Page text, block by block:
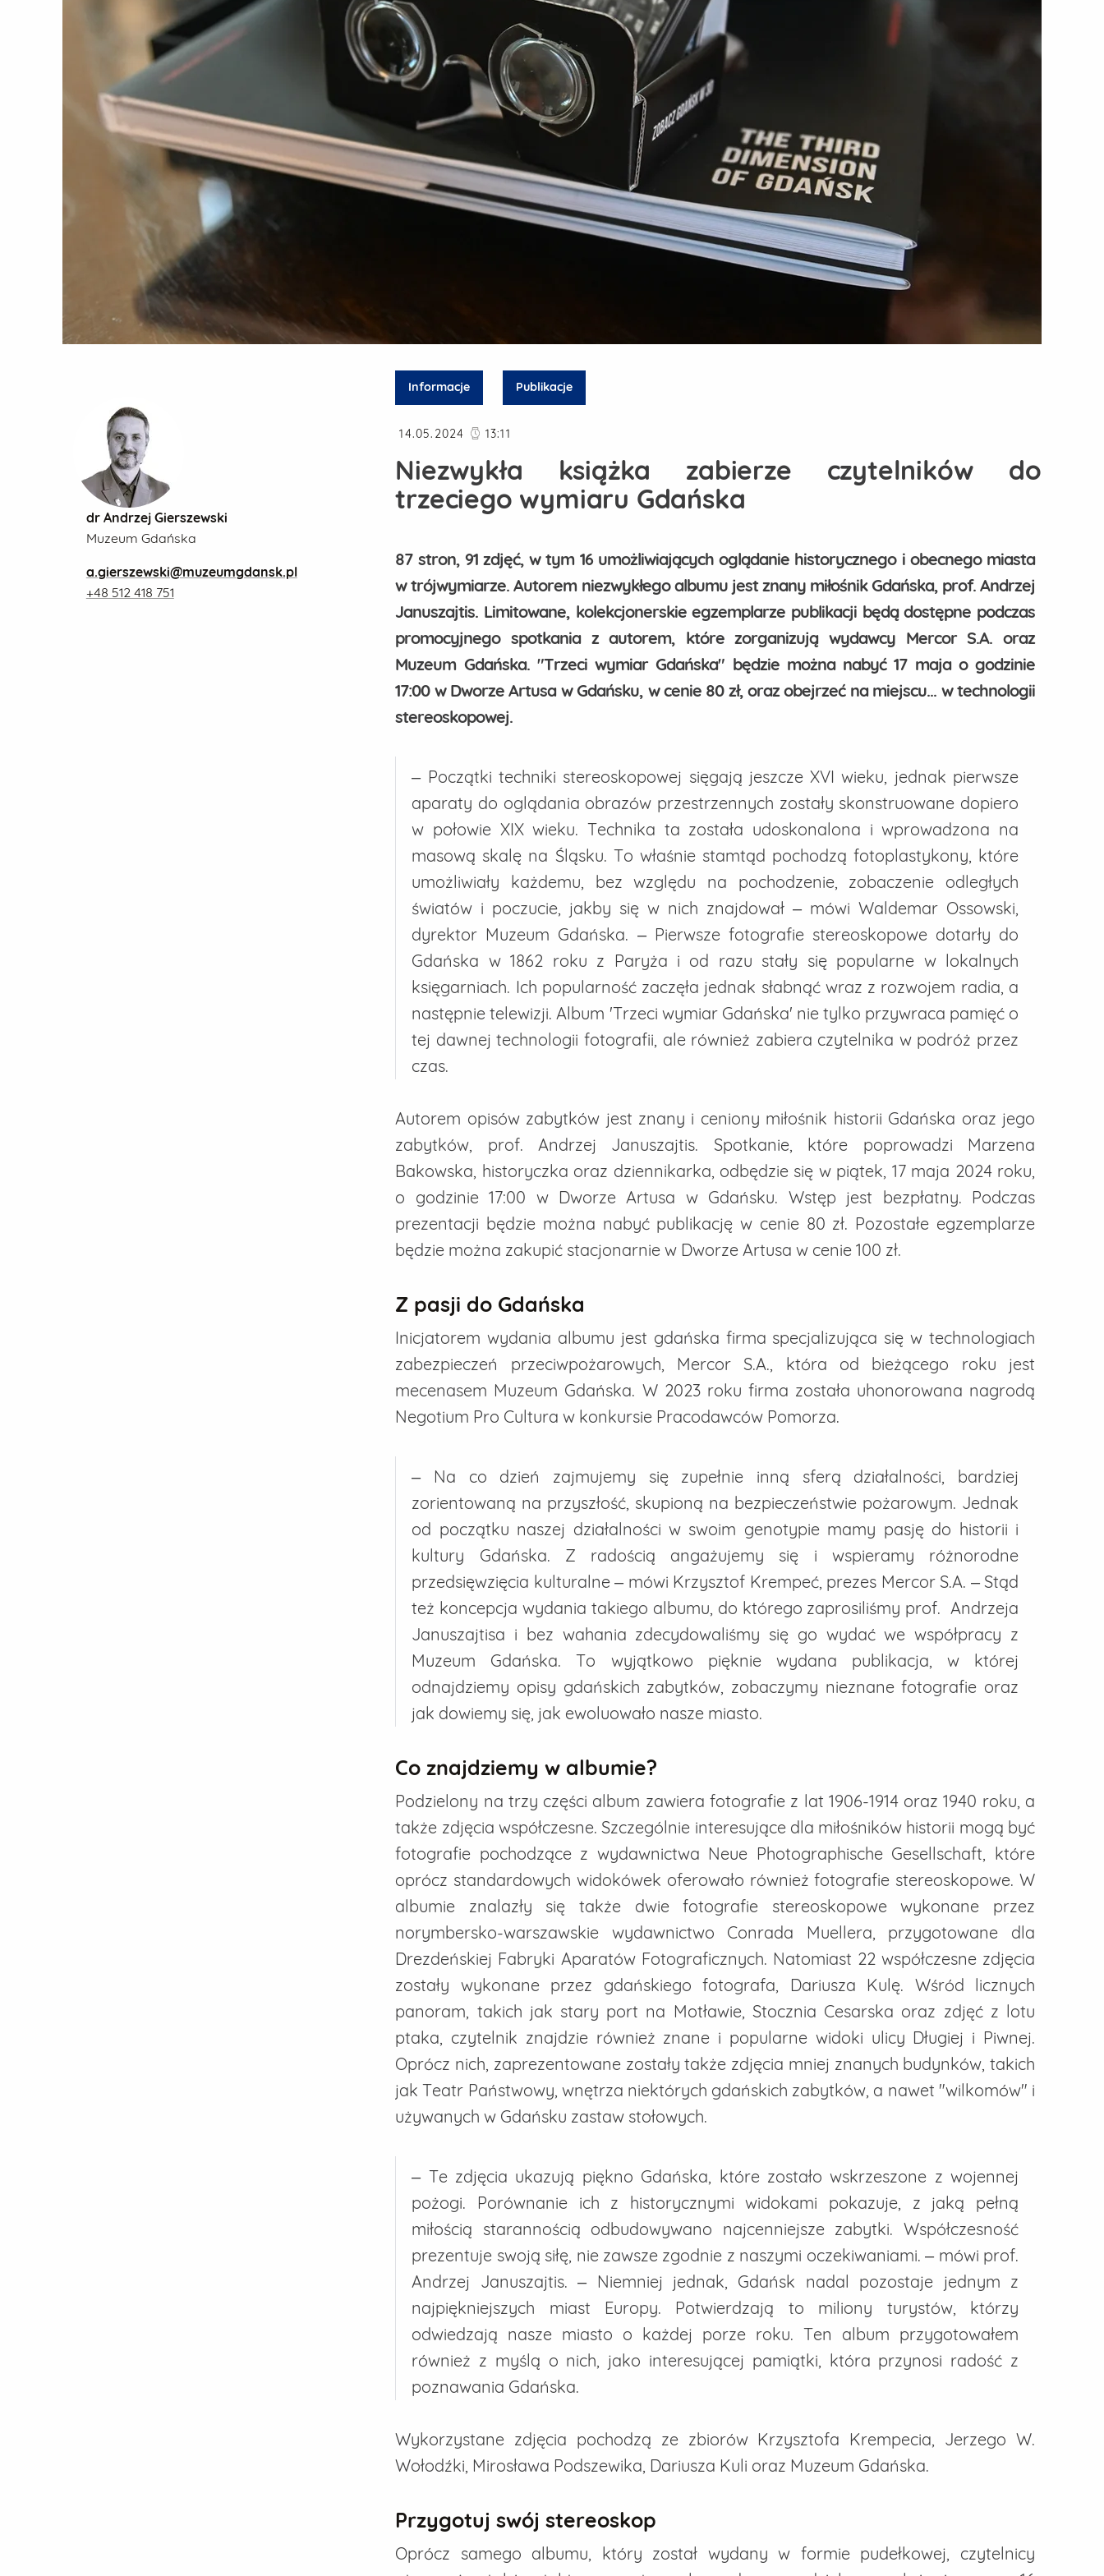
dr Andrzej Gierszewski
Muzeum Gdańska
a.gierszewski@muzeumgdansk.pl
+48 512 418 751
Informacje Publikacje
Data publikacji
14.05.2024 13:11
Niezwykła książka zabierze czytelników do
trzeciego wymiaru Gdańska
87 stron, 91 zdjęć, w tym 16 umożliwiających oglądanie historycznego i obecnego miasta
w trójwymiarze. Autorem niezwykłego albumu jest znany miłośnik Gdańska, prof. Andrzej
Januszajtis. Limitowane, kolekcjonerskie egzemplarze publikacji będą dostępne podczas
promocyjnego spotkania z autorem, które zorganizują wydawcy Mercor S.A. oraz
Muzeum Gdańska. "Trzeci wymiar Gdańska" będzie można nabyć 17 maja o godzinie
17:00 w Dworze Artusa w Gdańsku, w cenie 80 zł, oraz obejrzeć na miejscu... w technologii
stereoskopowej.
– Początki techniki stereoskopowej sięgają jeszcze XVI wieku, jednak pierwsze
aparaty do oglądania obrazów przestrzennych zostały skonstruowane dopiero
w połowie XIX wieku. Technika ta została udoskonalona i wprowadzona na
masową skalę na Śląsku. To właśnie stamtąd pochodzą fotoplastykony, które
umożliwiały każdemu, bez względu na pochodzenie, zobaczenie odległych
światów i poczucie, jakby się w nich znajdował – mówi Waldemar Ossowski,
dyrektor Muzeum Gdańska. – Pierwsze fotografie stereoskopowe dotarły do
Gdańska w 1862 roku z Paryża i od razu stały się popularne w lokalnych
księgarniach. Ich popularność zaczęła jednak słabnąć wraz z rozwojem radia, a
następnie telewizji. Album 'Trzeci wymiar Gdańska' nie tylko przywraca pamięć o
tej dawnej technologii fotografii, ale również zabiera czytelnika w podróż przez
czas.
Autorem opisów zabytków jest znany i ceniony miłośnik historii Gdańska oraz jego
zabytków, prof. Andrzej Januszajtis. Spotkanie, które poprowadzi Marzena
Bakowska, historyczka oraz dziennikarka, odbędzie się w piątek, 17 maja 2024 roku,
o godzinie 17:00 w Dworze Artusa w Gdańsku. Wstęp jest bezpłatny. Podczas
prezentacji będzie można nabyć publikację w cenie 80 zł. Pozostałe egzemplarze
będzie można zakupić stacjonarnie w Dworze Artusa w cenie 100 zł.
Z pasji do Gdańska
Inicjatorem wydania albumu jest gdańska firma specjalizująca się w technologiach
zabezpieczeń przeciwpożarowych, Mercor S.A., która od bieżącego roku jest
mecenasem Muzeum Gdańska. W 2023 roku firma została uhonorowana nagrodą
Negotium Pro Cultura w konkursie Pracodawców Pomorza.
– Na co dzień zajmujemy się zupełnie inną sferą działalności, bardziej
zorientowaną na przyszłość, skupioną na bezpieczeństwie pożarowym. Jednak
od początku naszej działalności w swoim genotypie mamy pasję do historii i
kultury Gdańska. Z radością angażujemy się i wspieramy różnorodne
przedsięwzięcia kulturalne – mówi Krzysztof Krempeć, prezes Mercor S.A. – Stąd
też koncepcja wydania takiego albumu, do którego zaprosiliśmy prof. Andrzeja
Januszajtisa i bez wahania zdecydowaliśmy się go wydać we współpracy z
Muzeum Gdańska. To wyjątkowo pięknie wydana publikacja, w której
odnajdziemy opisy gdańskich zabytków, zobaczymy nieznane fotografie oraz
jak dowiemy się, jak ewoluowało nasze miasto.
Co znajdziemy w albumie?
Podzielony na trzy części album zawiera fotografie z lat 1906-1914 oraz 1940 roku, a
także zdjęcia współczesne. Szczególnie interesujące dla miłośników historii mogą być
fotografie pochodzące z wydawnictwa Neue Photographische Gesellschaft, które
oprócz standardowych widokówek oferowało również fotografie stereoskopowe. W
albumie znalazły się także dwie fotografie stereoskopowe wykonane przez
norymbersko-warszawskie wydawnictwo Conrada Muellera, przygotowane dla
Drezdeńskiej Fabryki Aparatów Fotograficznych. Natomiast 22 współczesne zdjęcia
zostały wykonane przez gdańskiego fotografa, Dariusza Kulę. Wśród licznych
panoram, takich jak stary port na Motławie, Stocznia Cesarska oraz zdjęć z lotu
ptaka, czytelnik znajdzie również znane i popularne widoki ulicy Długiej i Piwnej.
Oprócz nich, zaprezentowane zostały także zdjęcia mniej znanych budynków, takich
jak Teatr Państwowy, wnętrza niektórych gdańskich zabytków, a nawet "wilkomów" i
używanych w Gdańsku zastaw stołowych.
– Te zdjęcia ukazują piękno Gdańska, które zostało wskrzeszone z wojennej
pożogi. Porównanie ich z historycznymi widokami pokazuje, z jaką pełną
miłością starannością odbudowywano najcenniejsze zabytki. Współczesność
prezentuje swoją siłę, nie zawsze zgodnie z naszymi oczekiwaniami. – mówi prof.
Andrzej Januszajtis. – Niemniej jednak, Gdańsk nadal pozostaje jednym z
najpiękniejszych miast Europy. Potwierdzają to miliony turystów, którzy
odwiedzają nasze miasto o każdej porze roku. Ten album przygotowałem
również z myślą o nich, jako interesującej pamiątki, która przynosi radość z
poznawania Gdańska.
Wykorzystane zdjęcia pochodzą ze zbiorów Krzysztofa Krempecia, Jerzego W.
Wołodźki, Mirosława Podszewika, Dariusza Kuli oraz Muzeum Gdańska.
Przygotuj swój stereoskop
Oprócz samego albumu, który został wydany w formie pudełkowej, czytelnicy